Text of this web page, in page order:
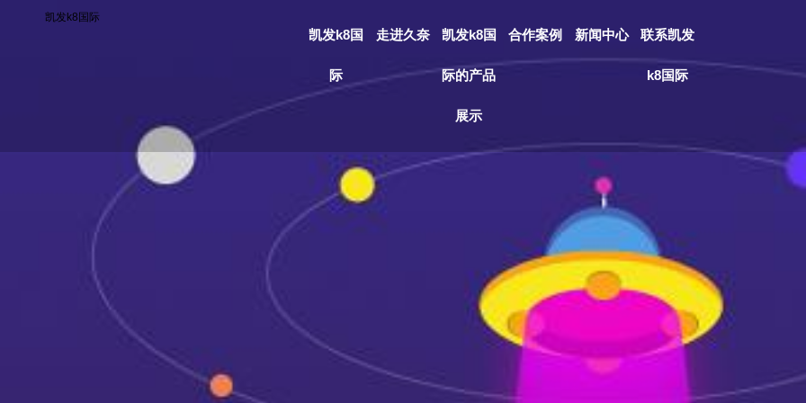
凯发k8国际
凯发k8国
际
走进久奈 凯发k8国
际的产品
展示
合作案例 新闻中心 联系凯发
k8国际